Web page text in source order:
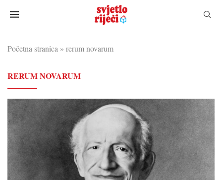
Početna stranica » rerum novarum
RERUM NOVARUM